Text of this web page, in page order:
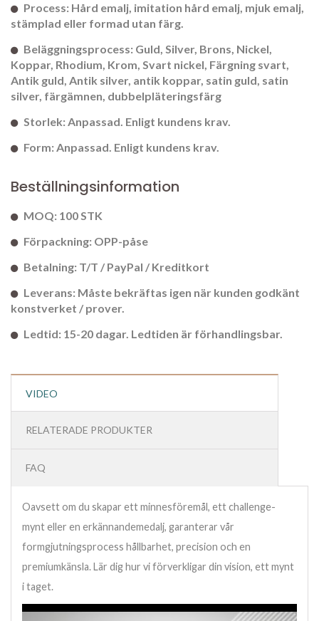
Process: Hård emalj, imitation hård emalj, mjuk emalj,
stämplad eller formad utan färg.
Beläggningsprocess: Guld, Silver, Brons, Nickel,
Koppar, Rhodium, Krom, Svart nickel, Färgning svart,
Antik guld, Antik silver, antik koppar, satin guld, satin
silver, färgämnen, dubbelpläteringsfärg
Storlek: Anpassad. Enligt kundens krav.
Form: Anpassad. Enligt kundens krav.
Beställningsinformation
MOQ: 100 STK
Förpackning: OPP-påse
Betalning: T/T / PayPal / Kreditkort
Leverans: Måste bekräftas igen när kunden godkänt
konstverket / prover.
Ledtid: 15-20 dagar. Ledtiden är förhandlingsbar.
VIDEO
RELATERADE PRODUKTER
FAQ
Oavsett om du skapar ett minnesföremål, ett challenge-
mynt eller en erkännandemedalj, garanterar vår
formgjutningsprocess hållbarhet, precision och en
premiumkänsla. Lär dig hur vi förverkligar din vision, ett mynt
i taget.